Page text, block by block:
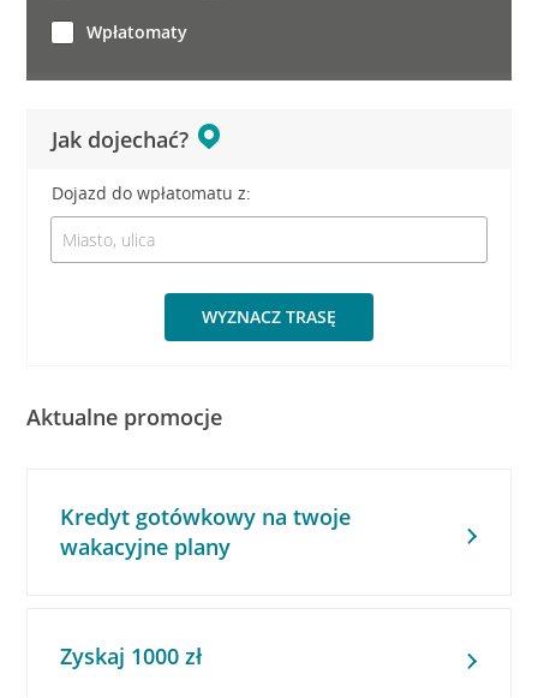
Jak dojechać?
Dojazd do wpłatomatu z:
WYZNACZ TRASĘ
Wpłatomaty
Aktualne promocje
Kredyt gotówkowy na twoje
wakacyjne plany
Zyskaj 1000 zł